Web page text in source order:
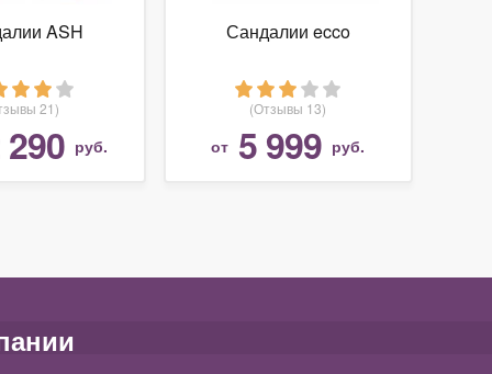
ASH
21)
руб.
Сандалии ecco
(Отзывы 13)
от 5 999 руб.